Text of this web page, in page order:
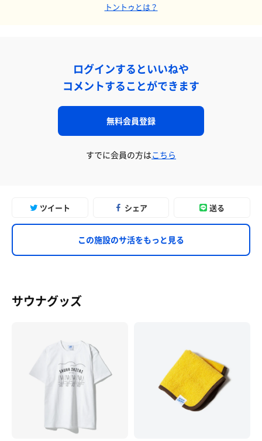
トントゥとは？
ログインするといいねや
コメントすることができます
無料会員登録
すでに会員の方はこちら
ツイート シェア 送る
この施設のサ活をもっと見る
サウナグッズ